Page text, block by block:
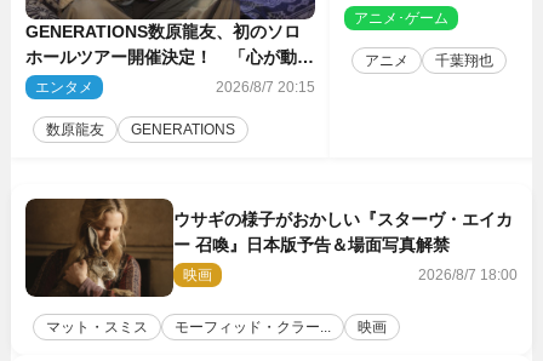
GENERATIONS数原龍友、初のソロ
ホールツアー開催決定！ 「心が動い
た瞬間を、音に乗せてお届けできれ
エンタメ 2026/8/7 20:15
数原龍友 GENERATIONS
ャスト4人を発表
アニメ･ゲーム
アニメ 千葉翔也
ウサギの様子がおかしい『スターヴ・エイカ
ー 召喚』日本版予告＆場面写真解禁
映画 2026/8/7 18:00
マット・スミス モーフィッド・クラー... 映画